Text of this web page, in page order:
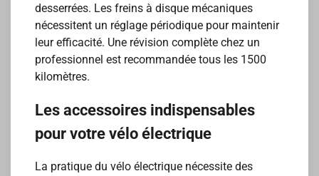
desserrées. Les freins à disque mécaniques
nécessitent un réglage périodique pour maintenir
leur efficacité. Une révision complète chez un
professionnel est recommandée tous les 1500
kilomètres.
Les accessoires indispensables
pour votre vélo électrique
La pratique du vélo électrique nécessite des